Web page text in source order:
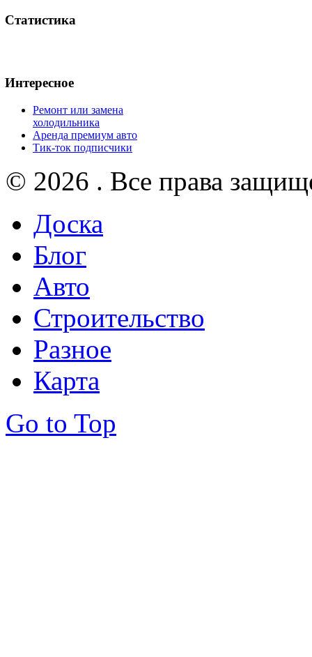
Статистика
Интересное
Ремонт или замена
холодильника
Аренда премиум авто
Тик-ток подписчики
© 2026 . Все права
Доска
Блог
Авто
Строительство
Разное
Карта
Go to Top